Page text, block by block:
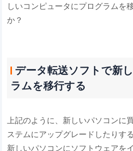
しいコンピュータにプログラムを
か？
データ転送ソフトで新
ラムを移行する
上記のように、新しいパソコンに
ステムにアップグレードしたりす
新しいパソコンにソフトウェアを